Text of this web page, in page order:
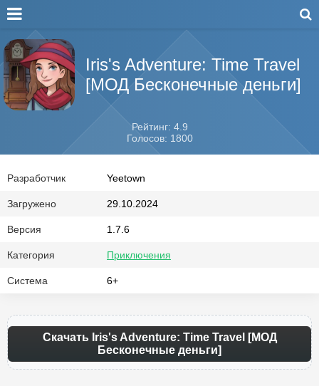
Iris's Adventure: Time Travel
[МОД Бесконечные деньги]
Рейтинг: 4.9
Голосов: 1800
Разработчик Yeetown
Загружено 29.10.2024
Версия 1.7.6
Категория Приключения
Система 6+
Скачать Iris's Adventure: Time Travel [МОД
Бесконечные деньги]